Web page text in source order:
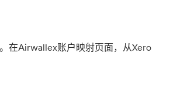
在Airwallex账户映射页面，从Xero